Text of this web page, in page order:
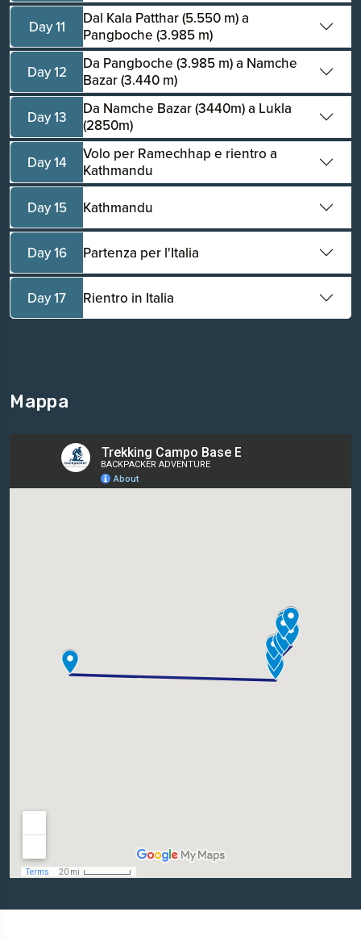
Day 11
Dal Kala Patthar (5.550 m) a
Pangboche (3.985 m)
Day 12
Da Pangboche (3.985 m) a Namche
Bazar (3.440 m)
Day 13
Da Namche Bazar (3440m) a Lukla
(2850m)
Day 14
Volo per Ramechhap e rientro a
Kathmandu
Day 15
Kathmandu
Day 16 Partenza per l'Italia
Day 17 Rientro in Italia
Mappa